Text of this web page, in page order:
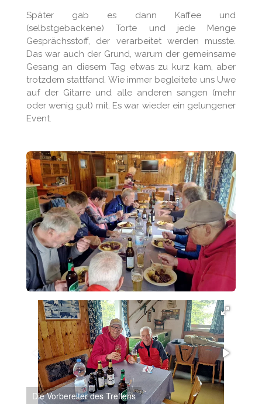
Später gab es dann Kaffee und
(selbstgebackene) Torte und jede Menge
Gesprächsstoff, der verarbeitet werden musste.
Das war auch der Grund, warum der gemeinsame
Gesang an diesem Tag etwas zu kurz kam, aber
trotzdem stattfand. Wie immer begleitete uns Uwe
auf der Gitarre und alle anderen sangen (mehr
oder wenig gut) mit. Es war wieder ein gelungener
Event.
Die Vorbereiter des Treffens